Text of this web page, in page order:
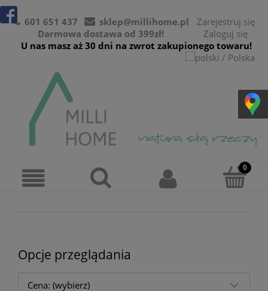
601 651 437
sklep@millihome.pl
Darmowa dostawa od 399zł!
U nas masz aż 30 dni na zwrot zakupionego towaru!
Zarejestruj się
Zaloguj się
Opcje przeglądania
Cena: (wybierz)